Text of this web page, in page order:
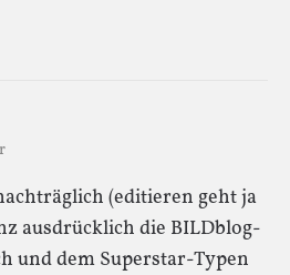
(editieren geht ja
ausdrücklich die BILDblog-
und dem Superstar-Typen